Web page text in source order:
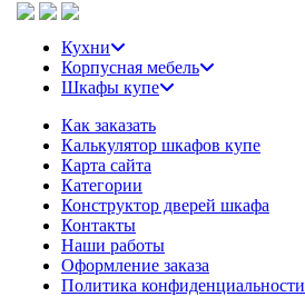
Кухни
Корпусная мебель
Шкафы купе
Как заказать
Калькулятор шкафов купе
Карта сайта
Категории
Конструктор дверей шкафа
Контакты
Наши работы
Оформление заказа
Политика конфиденциальности